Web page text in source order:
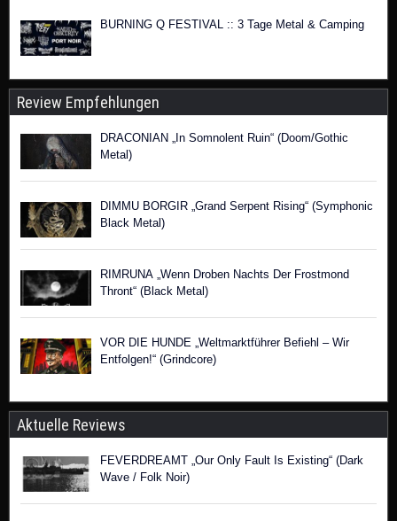
BURNING Q FESTIVAL :: 3 Tage Metal & Camping
Review Empfehlungen
DRACONIAN „In Somnolent Ruin“ (Doom/Gothic
Metal)
DIMMU BORGIR „Grand Serpent Rising“ (Symphonic
Black Metal)
RIMRUNA „Wenn Droben Nachts Der Frostmond
Thront“ (Black Metal)
VOR DIE HUNDE „Weltmarktführer Befiehl – Wir
Entfolgen!“ (Grindcore)
Aktuelle Reviews
FEVERDREAMT „Our Only Fault Is Existing“ (Dark
Wave / Folk Noir)